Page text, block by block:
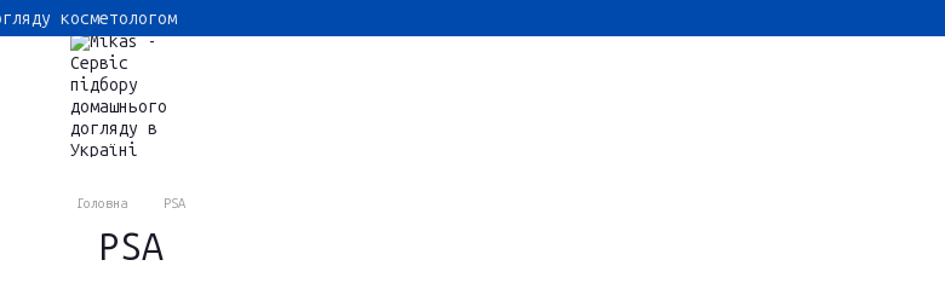
косметологом
Головна PSA
PSA